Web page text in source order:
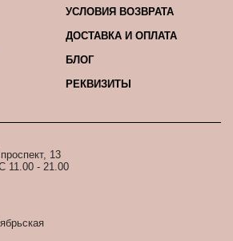
УСЛОВИЯ ВОЗВРАТА
ДОСТАВКА И ОПЛАТА
БЛОГ
РЕКВИЗИТЫ
13
11.00 - 21.00